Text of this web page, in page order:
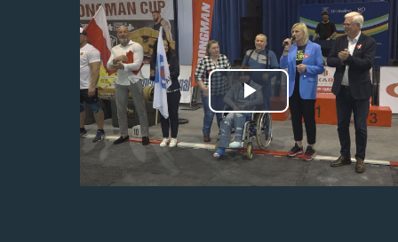
Odtwórz
wideo